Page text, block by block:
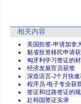
相关内容
美国拒签-申请加拿
魁省投资移民申请
匈牙利学习签证的
经济发展官员获签
深造语言-2个月快
程序员-电子专业获
签证和过路签证的
赴韩国签证实录